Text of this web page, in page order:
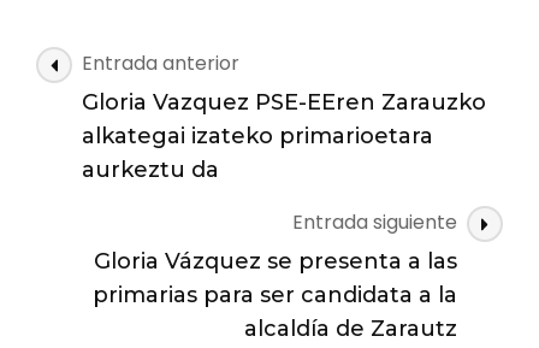
página
web
Navegación
de
entradas
Entrada anterior
Gloria Vazquez PSE-EEren Zarauzko
alkategai izateko primarioetara
aurkeztu da
Entrada siguiente
Gloria Vázquez se presenta a las
primarias para ser candidata a la
alcaldía de Zarautz